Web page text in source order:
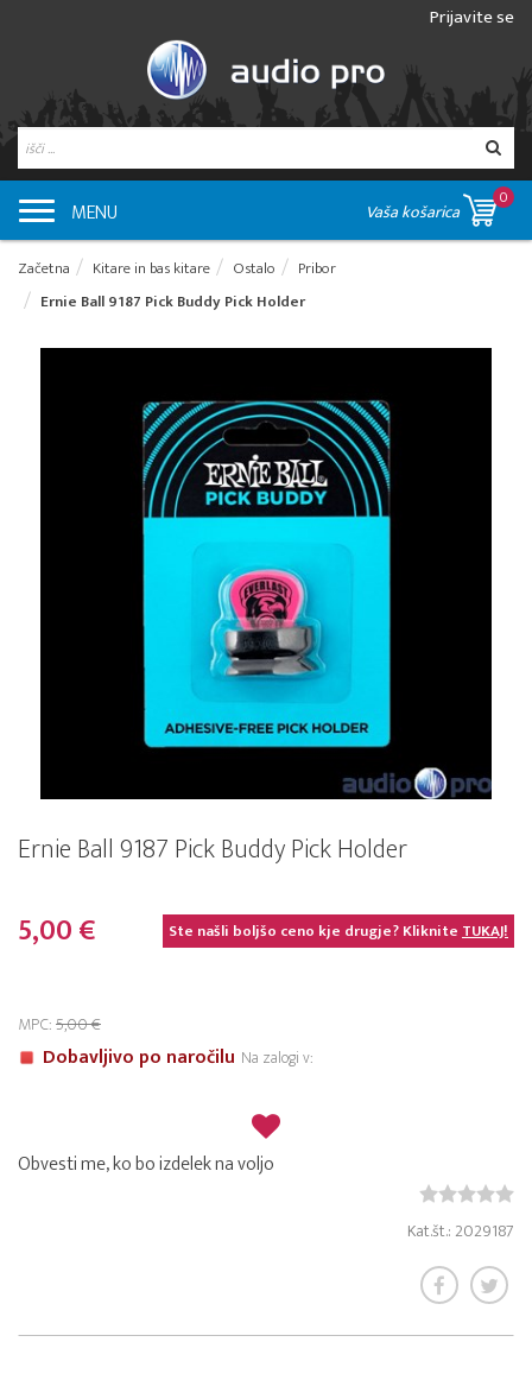
Prijavite se
MENU Vaša košarica
0
Začetna Kitare in bas kitare Ostalo
Pribor
Ernie Ball 9187 Pick Buddy Pick Holder
Ernie Ball 9187 Pick Buddy Pick Holder
5,00 € Ste našli boljšo ceno kje drugje? KlikniteTUKAJ!
MPC:5,00 €
Dobavljivo po naročilu Na zalogi v:
Obvesti me, ko bo izdelek na voljo
Kat.št.: 2029187